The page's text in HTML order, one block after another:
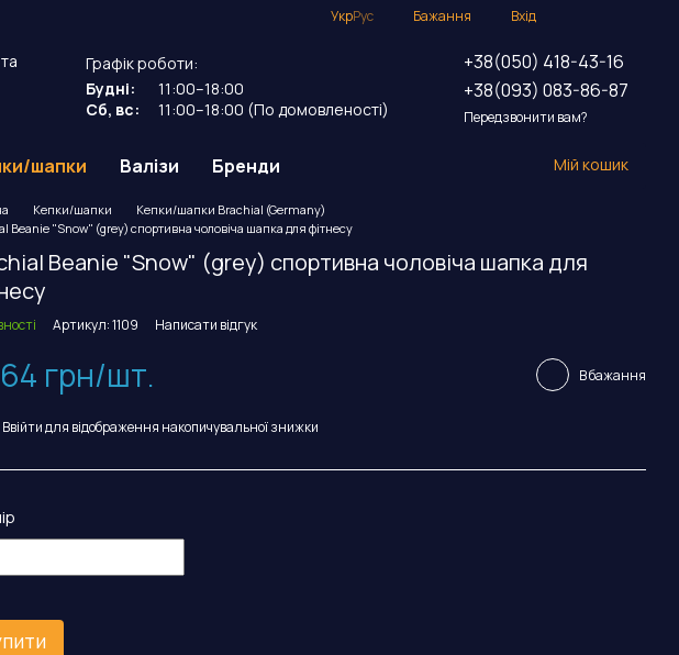
УкрРус Бажання Вхід
Графік роботи:
Будні:
11:00–18:00
Сб, вс:
11:00–18:00 (По домовленості)
+38(050) 418-43-16
+38(093) 083-86-87
Передзвонити вам?
шапки Валізи Бренди Мій кошик
Кепки/шапки
Кепки/шапки Brachial (Germany)
Beanie "Snow" (grey) спортивна чоловіча шапка для фітнесу
Beanie "Snow" (grey) спортивна чоловіча шапка для
Артикул: 1109 Написати відгук
грн/шт. В бажання
Ввійтидля відображення накопичувальної знижки